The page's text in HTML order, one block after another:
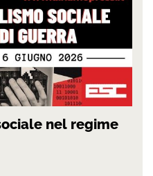
nel regime